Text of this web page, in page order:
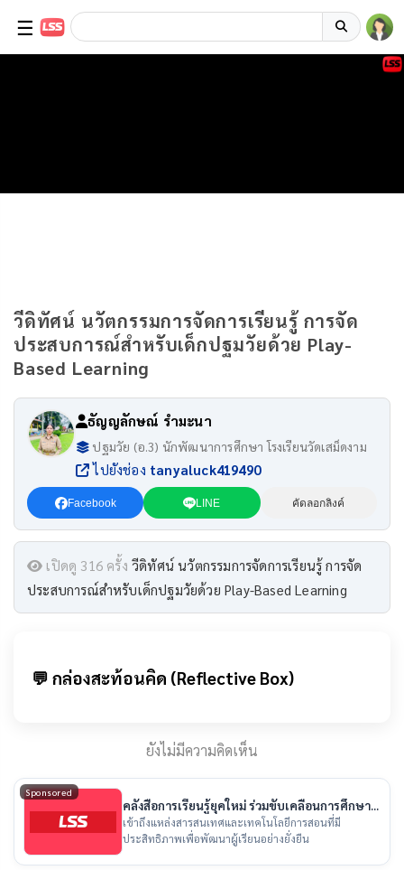
☰
วีดิทัศน์ นวัตกรรมการจัดการเรียนรู้ การจัด
ประสบการณ์สำหรับเด็กปฐมวัยด้วย Play-
Based Learning
ธัญญลักษณ์ รำมะนา
ปฐมวัย (อ.3) นักพัฒนาการศึกษา โรงเรียนวัดเสม็ดงาม
ไปยังช่อง tanyaluck419490
Facebook LINE คัดลอกลิงค์
เปิดดู 316 ครั้ง วีดิทัศน์ นวัตกรรมการจัดการเรียนรู้ การจัด
ประสบการณ์สำหรับเด็กปฐมวัยด้วย Play-Based Learning
💬 กล่องสะท้อนคิด (Reflective Box)
ยังไม่มีความคิดเห็น
Sponsored
คลังสื่อการเรียนรู้ยุคใหม่ ร่วมขับเคลื่อนการศึกษา
ไทย
เข้าถึงแหล่งสารสนเทศและเทคโนโลยีการสอนที่มี
ประสิทธิภาพเพื่อพัฒนาผู้เรียนอย่างยั่งยืน